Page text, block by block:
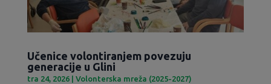
Učenice volontiranjem povezuju
generacije u Glini
tra 24, 2026| Volonterska mreža (2025-2027)